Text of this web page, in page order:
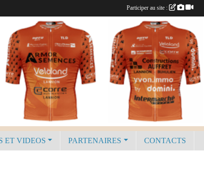
ET VIDEOS PARTENAIRES CONTACTS
Participer au site :